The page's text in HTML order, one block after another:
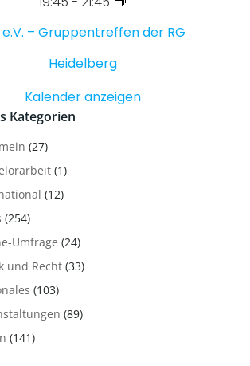
e.V. – Gruppentreffen der RG
Heidelberg
Kalender anzeigen
Kategorien
(27)
(1)
(12)
(254)
Umfrage (24)
und Recht (33)
(103)
(89)
(141)